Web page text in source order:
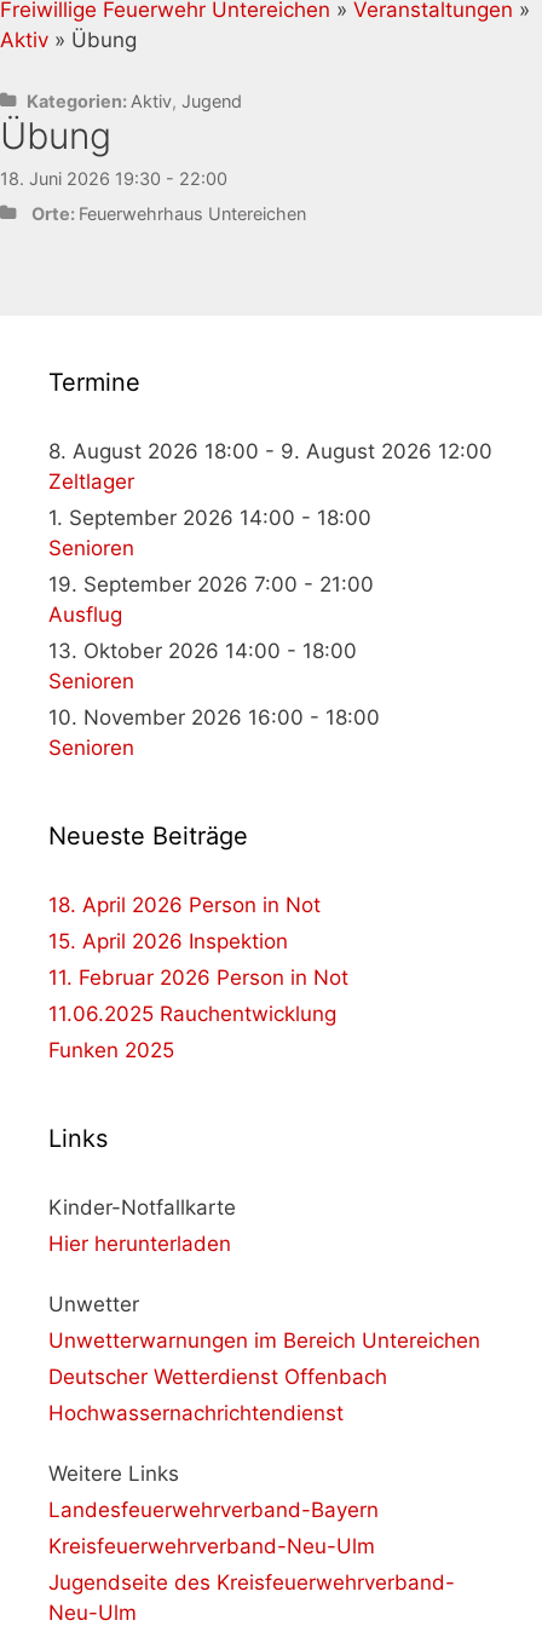
Freiwillige Feuerwehr Untereichen » Veranstaltungen »
Aktiv » Übung
Kategorien: Aktiv, Jugend
Übung
18. Juni 2026 19:30 - 22:00
Orte: Feuerwehrhaus Untereichen
Termine
8. August 2026 18:00 - 9. August 2026 12:00
Zeltlager
1. September 2026 14:00 - 18:00
Senioren
19. September 2026 7:00 - 21:00
Ausflug
13. Oktober 2026 14:00 - 18:00
Senioren
10. November 2026 16:00 - 18:00
Senioren
Neueste Beiträge
18. April 2026 Person in Not
15. April 2026 Inspektion
11. Februar 2026 Person in Not
11.06.2025 Rauchentwicklung
Funken 2025
Links
Kinder-Notfallkarte
Hier herunterladen
Unwetter
Unwetterwarnungen im Bereich Untereichen
Deutscher Wetterdienst Offenbach
Hochwassernachrichtendienst
Weitere Links
Landesfeuerwehrverband-Bayern
Kreisfeuerwehrverband-Neu-Ulm
Jugendseite des Kreisfeuerwehrverband-
Neu-Ulm